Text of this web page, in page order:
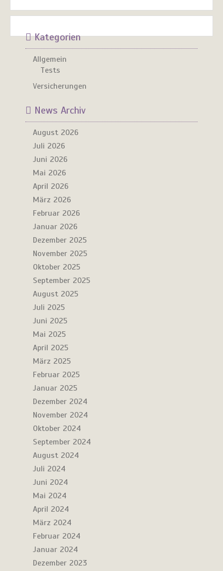
Kategorien
Allgemein
Tests
Versicherungen
News Archiv
August 2026
Juli 2026
Juni 2026
Mai 2026
April 2026
März 2026
Februar 2026
Januar 2026
Dezember 2025
November 2025
Oktober 2025
September 2025
August 2025
Juli 2025
Juni 2025
Mai 2025
April 2025
März 2025
Februar 2025
Januar 2025
Dezember 2024
November 2024
Oktober 2024
September 2024
August 2024
Juli 2024
Juni 2024
Mai 2024
April 2024
März 2024
Februar 2024
Januar 2024
Dezember 2023